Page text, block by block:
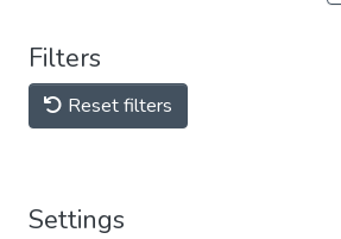
Filters
Reset filters
Settings